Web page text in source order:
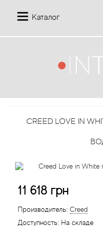
Каталог
CREED LOVE IN
11 618 грн
Производитель: Creed
Доступность: На складе
12 Parfumeurs Francais
19-69
27 87 Perfumes
Absolument Parfumeur
Отзывы
Доставка
История заказов
Рассылка новостей